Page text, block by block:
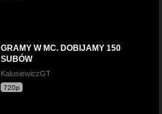
GRAMY W MC. DOBIJAMY 150
SUBÓW
KalusiewiczGT
720p